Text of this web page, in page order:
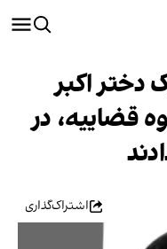
دختر اکبر
قضاییه، در
اشتراک‌گذاری